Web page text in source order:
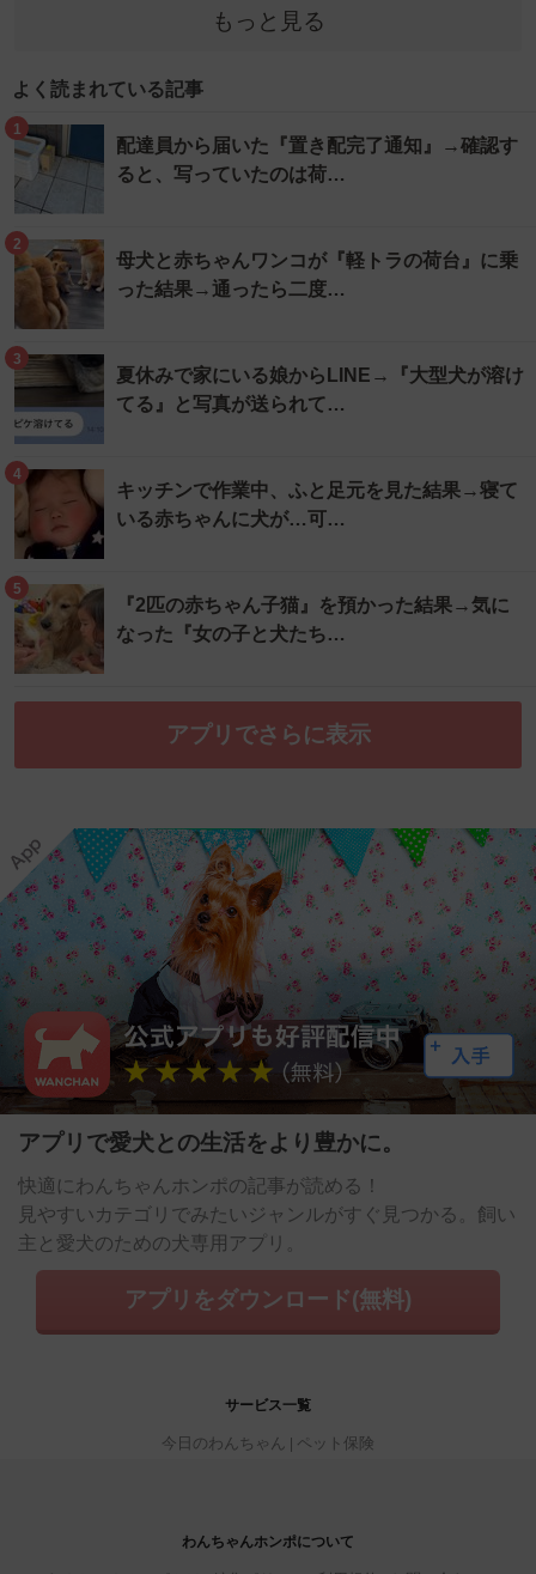
もっと見る
よく読まれている記事
1
配達員から届いた『置き配完了通知』→確認す
ると、写っていたのは荷…
2
母犬と赤ちゃんワンコが『軽トラの荷台』に乗
った結果→通ったら二度…
3
夏休みで家にいる娘からLINE→『大型犬が溶け
てる』と写真が送られて…
4
キッチンで作業中、ふと足元を見た結果→寝て
いる赤ちゃんに犬が…可…
5
『2匹の赤ちゃん子猫』を預かった結果→気に
なった『女の子と犬たち…
アプリでさらに表示
アプリで愛犬との生活をより豊かに。
快適にわんちゃんホンポの記事が読める！
見やすいカテゴリでみたいジャンルがすぐ見つかる。飼い
主と愛犬のための犬専用アプリ。
アプリをダウンロード(無料)
サービス一覧
今日のわんちゃん ペット保険
わんちゃんホンポについて